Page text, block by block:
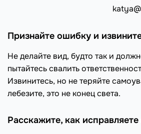
Признайте ошибку и
Не делайте вид, будто так и
пытайтесь свалить
Извинитесь, но не теряйте
лебезите, это не конец света.
Расскажите, как